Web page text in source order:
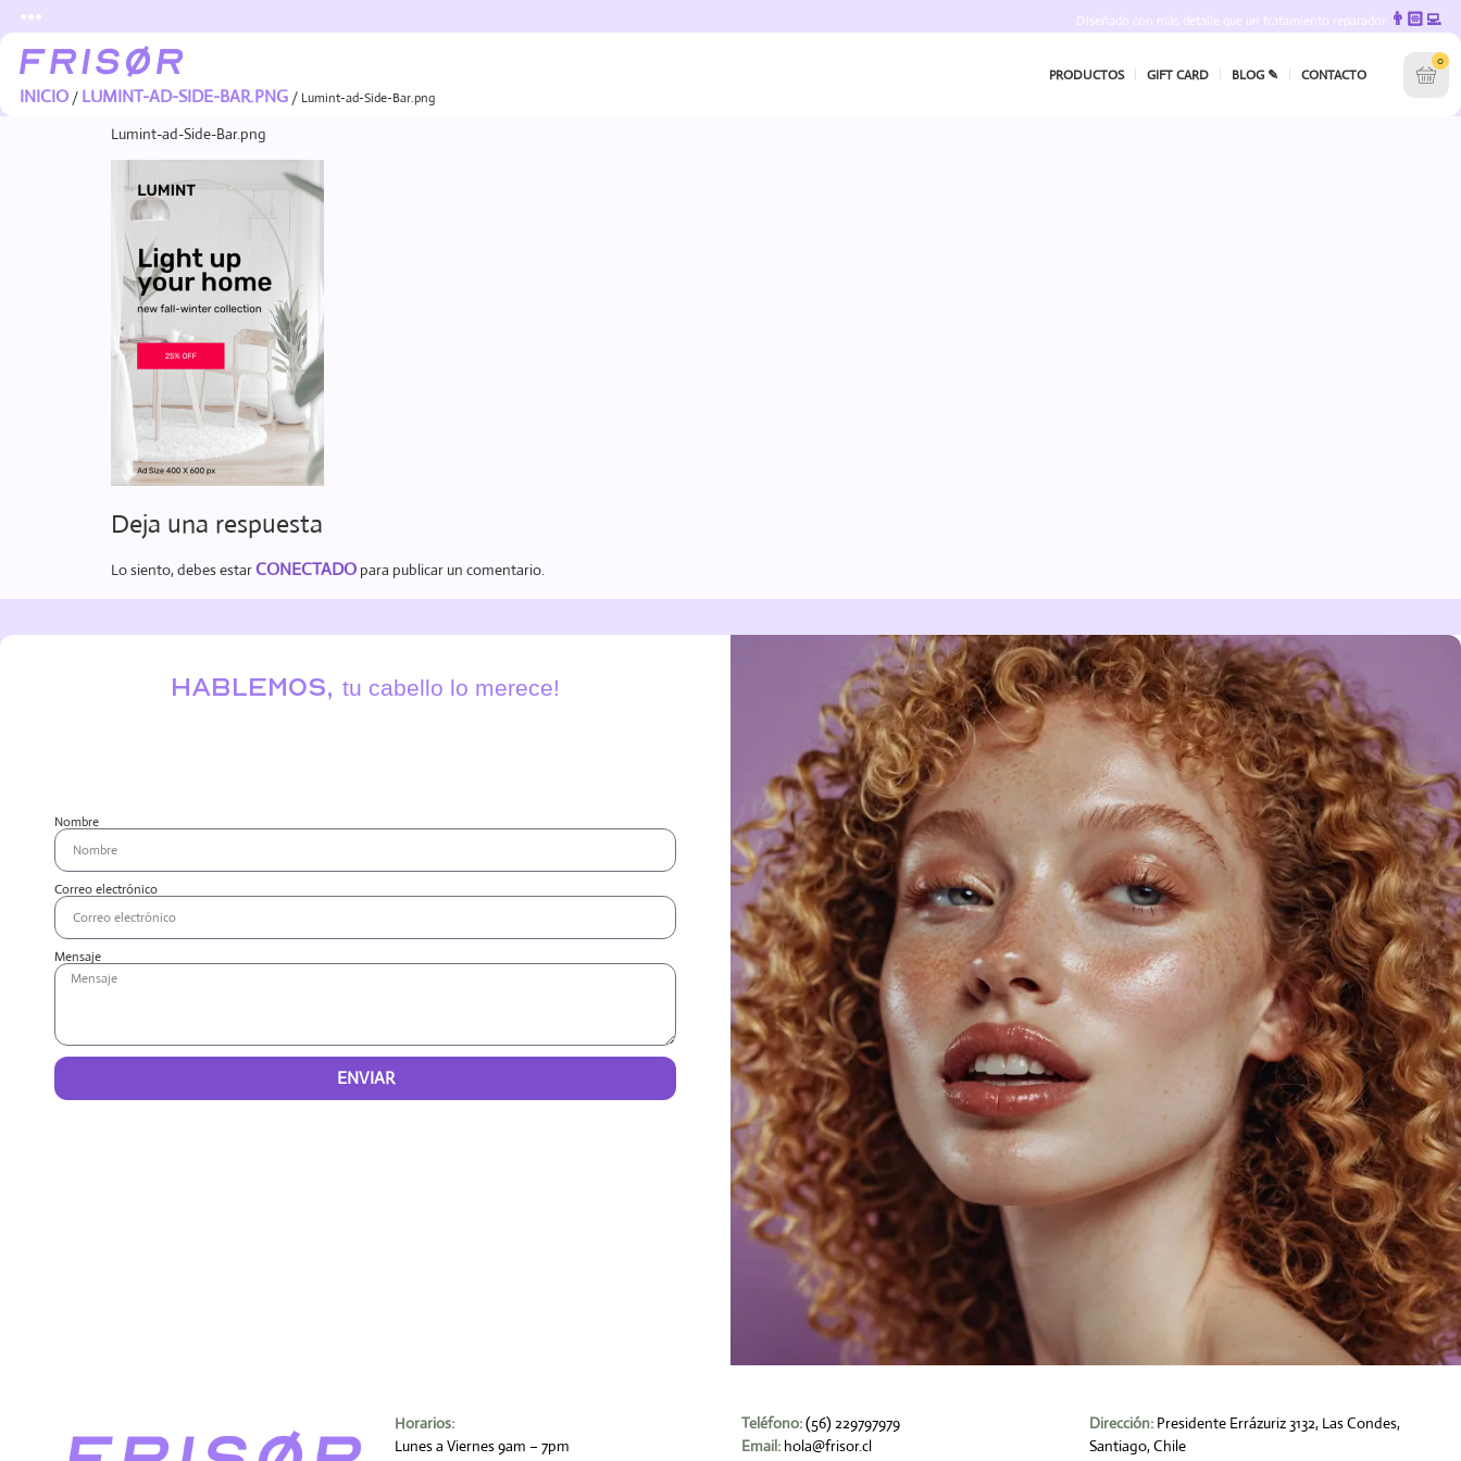
●●● Diseñado con más detalle que un tratamiento reparador 👨🏻‍💻
INICIO / LUMINT-AD-SIDE-BAR.PNG / Lumint-ad-Side-Bar.png
PRODUCTOS GIFT CARD BLOG ✎ CONTACTO
0
Lumint-ad-Side-Bar.png
Deja una respuesta
Lo siento, debes estarCONECTADO para publicar un comentario.
Hablemos, tu cabello lo merece!
Nombre
Correo electrónico
Mensaje
ENVIAR
Horarios:
Lunes a Viernes 9am – 7pm
Teléfono:(56) 229797979
Email: hola@frisor.cl
Dirección:Presidente Errázuriz 3132, Las Condes,
Santiago, Chile